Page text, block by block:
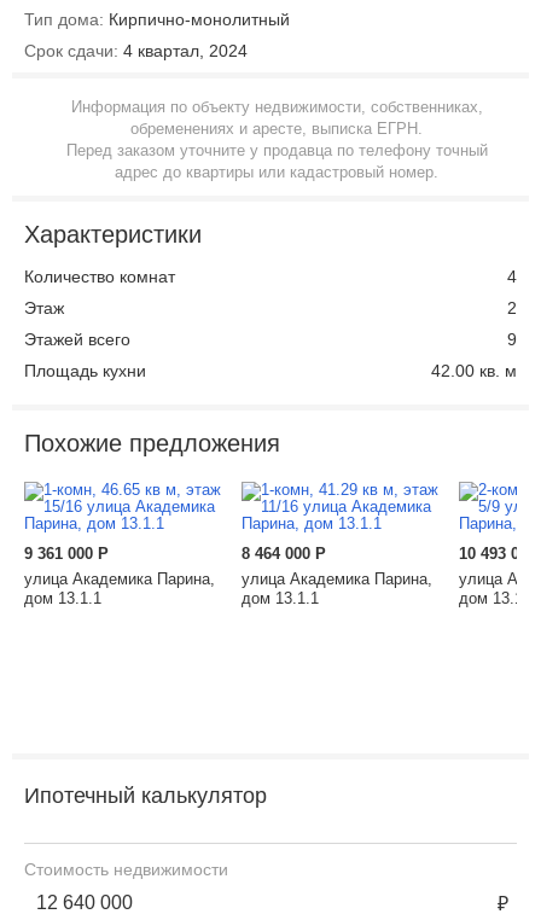
Тип дома: Кирпично-монолитный
Срок сдачи: 4 квартал, 2024
Информация по объекту недвижимости, собственниках,
обременениях и аресте, выписка ЕГРН.
Перед заказом уточните у продавца по телефону точный
адрес до квартиры или кадастровый номер.
Характеристики
Количество комнат
4
Этаж
2
Этажей всего
9
Площадь кухни
42.00 кв. м
Похожие предложения
9 361 000 Р
улица Академика Парина,
дом 13.1.1
8 464 000 Р
улица Академика Парина,
дом 13.1.1
10 493 000
улица
дом 13.1.1
Ипотечный калькулятор
Стоимость недвижимости